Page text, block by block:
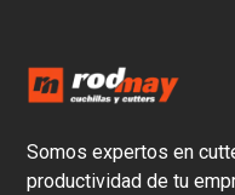
Somos expertos en
productividad de tu